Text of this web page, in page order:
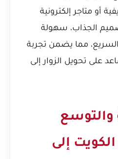
أو متاجر إلكترونية
الجذاب، سهولة
السريع، مما يضمن تجربة
على تحويل الزوار إلى
والتوسع
إلى